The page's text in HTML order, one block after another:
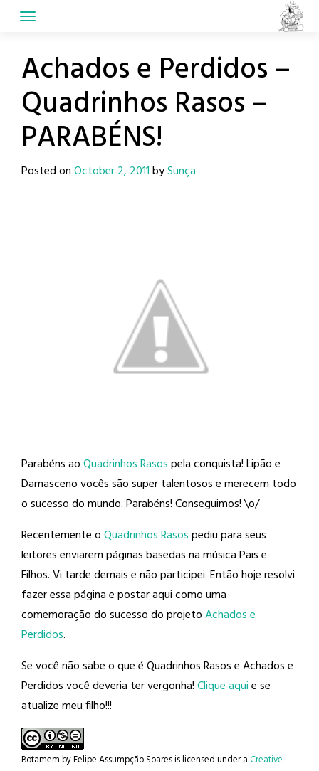
Achados e Perdidos –
Quadrinhos Rasos –
PARABÉNS!
Posted onOctober 2, 2011bySunça
Parabéns aoQuadrinhos Rasospela conquista! Lipão e
Damasceno vocês são super talentosos e merecem todo
o sucesso do mundo. Parabéns! Conseguimos! \o/
Recentemente oQuadrinhos Rasospediu para seus
leitores enviarem páginas basedas na música Pais e
Filhos. Vi tarde demais e não participei. Então hoje resolvi
fazer essa página e postar aqui como uma
comemoração do sucesso do projetoAchados e
Perdidos.
Se você não sabe o que é Quadrinhos Rasos e Achados e
Perdidos você deveria ter vergonha!Clique aquie se
atualize meu filho!!!
Botamem byFelipe Assumpção Soaresis licensed under a Creative